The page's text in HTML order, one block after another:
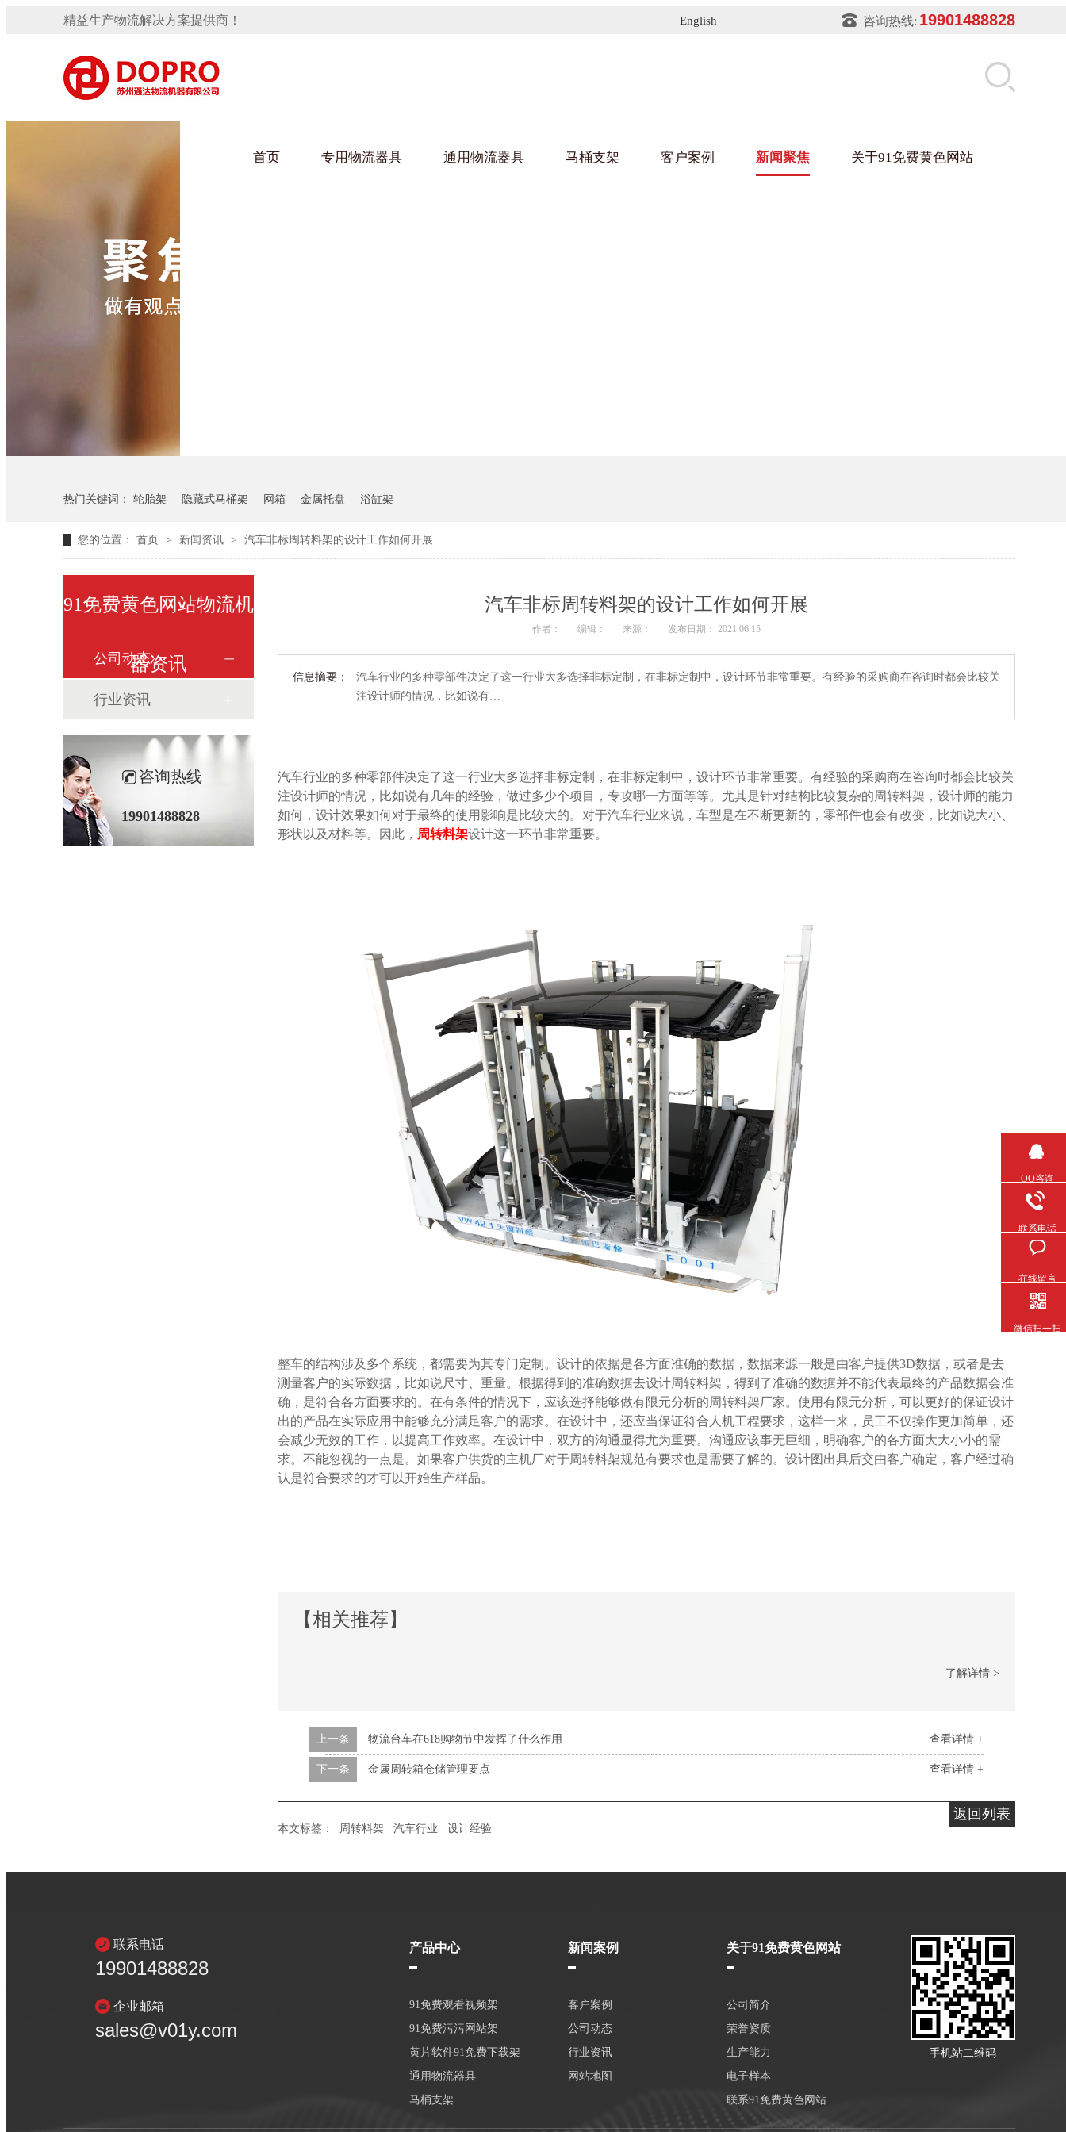
咨询热线: 19901488828
English
精益生产物流解决方案提供商！
首页 专用物流器具
91免费观看视频架
变速箱托盘
发动机料架
通用物流器具
手推车
马桶支架
隐藏式马桶水箱支架
客户案例
汽车行业
新闻聚焦 关于91免费黄色网站
热门关键词： 轮胎架 隐藏式马桶架 网箱 金属托盘 浴缸架
您的位置： 首页 > 新闻资讯 > 汽车非标周转料架的设计工作如何开展
汽车非标周转料架的设计工作如何开展
作者： 编辑： 来源： 发布日期： 2021.06.15
信息摘要：
汽车行业的多种零部件决定了这一行业大多选择非标定制，在非标定制中，设计环节非常重要。有经验的采购商在咨询时都会比较关
注设计师的情况，比如说有…
汽车行业的多种零部件决定了这一行业大多选择非标定制，在非标定制中，设计环节非常重要。有经验的采购商在咨询时都会比较关
注设计师的情况，比如说有几年的经验，做过多少个项目，专攻哪一方面等等。尤其是针对结构比较复杂的周转料架，设计师的能力
如何，设计效果如何对于最终的使用影响是比较大的。对于汽车行业来说，车型是在不断更新的，零部件也会有改变，比如说大小、
形状以及材料等。因此， 周转料架设计这一环节非常重要。
整车的结构涉及多个系统，都需要为其专门定制。设计的依据是各方面准确的数据，数据来源一般是由客户提供3D数据，或者是去
测量客户的实际数据，比如说尺寸、重量。根据得到的准确数据去设计周转料架，得到了准确的数据并不能代表最终的产品数据会准
确，是符合各方面要求的。在有条件的情况下，应该选择能够做有限元分析的周转料架厂家。使用有限元分析，可以更好的保证设计
出的产品在实际应用中能够充分满足客户的需求。在设计中，还应当保证符合人机工程要求，这样一来，员工不仅操作更加简单，还
会减少无效的工作，以提高工作效率。在设计中，双方的沟通显得尤为重要。沟通应该事无巨细，明确客户的各方面大大小小的需
求。不能忽视的一点是。如果客户供货的主机厂对于周转料架规范有要求也是需要了解的。设计图出具后交由客户确定，客户经过确
认是符合要求的才可以开始生产样品。
【相关推荐】
了解详情 >
查看详情 +
上一条 物流台车在618购物节中发挥了什么作用
查看详情 +
下一条 金属周转箱仓储管理要点
返回列表
本文标签： 周转料架 汽车行业 设计经验
91免费黄色网站物流机
器资讯
公司动态
行业资讯
咨询热线
19901488828
联系电话
19901488828
企业邮箱
sales@v01y.com
产品中心
91免费观看视频架
91免费污污网站架
黄片软件91免费下载架
通用物流器具
马桶支架
新闻案例
客户案例
公司动态
行业资讯
网站地图
关于91免费黄色网站
公司简介
荣誉资质
生产能力
电子样本
联系91免费黄色网站
手机站二维码
QQ咨询
联系电话
在线留言
微信扫一扫